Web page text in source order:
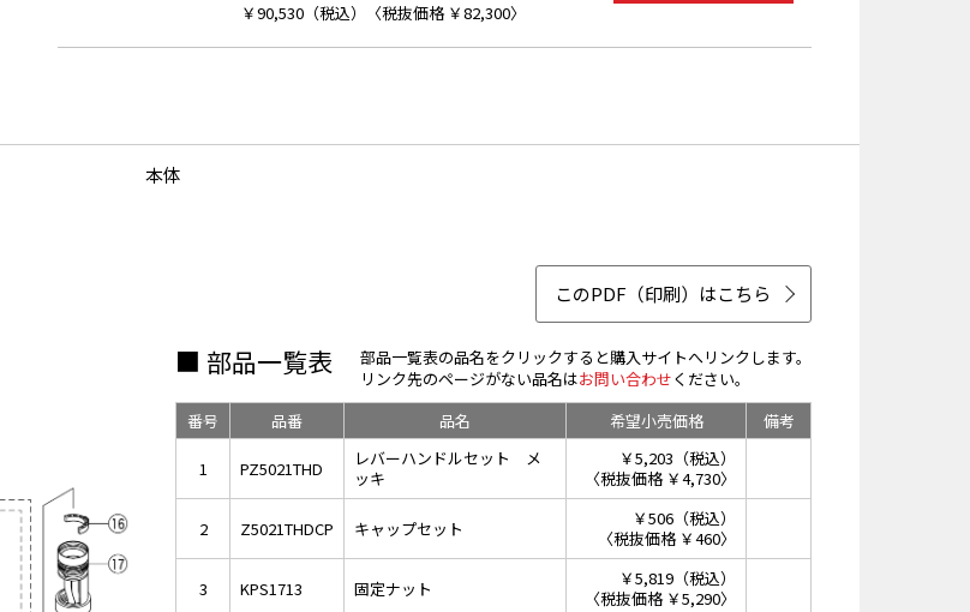
￥90,530（税込）〈税抜価格 ￥82,300〉
本体
このPDF（印刷）はこちら
■ 部品一覧表
部品一覧表の品名をクリックすると購入サイトへリンクします。
リンク先のページがない品名はお問い合わせください。
番号
品番 品名 希望小売価格 備考
1 PZ5021THD
レバーハンドルセット メ
ッキ
￥5,203（税込）
〈税抜価格 ￥4,730〉
2 Z5021THDCP キャップセット
￥506（税込）
〈税抜価格 ￥460〉
3 KPS1713 固定ナット
￥5,819（税込）
〈税抜価格 ￥5,290〉